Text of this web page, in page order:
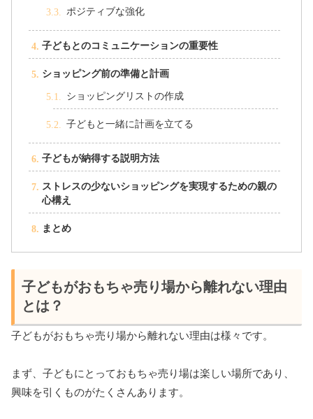
ポジティブな強化
子どもとのコミュニケーションの重要性
ショッピング前の準備と計画
ショッピングリストの作成
子どもと一緒に計画を立てる
子どもが納得する説明方法
ストレスの少ないショッピングを実現するための親の
心構え
まとめ
子どもがおもちゃ売り場から離れない理由
とは？
子どもがおもちゃ売り場から離れない理由は様々です。
まず、子どもにとっておもちゃ売り場は楽しい場所であり、
興味を引くものがたくさんあります。